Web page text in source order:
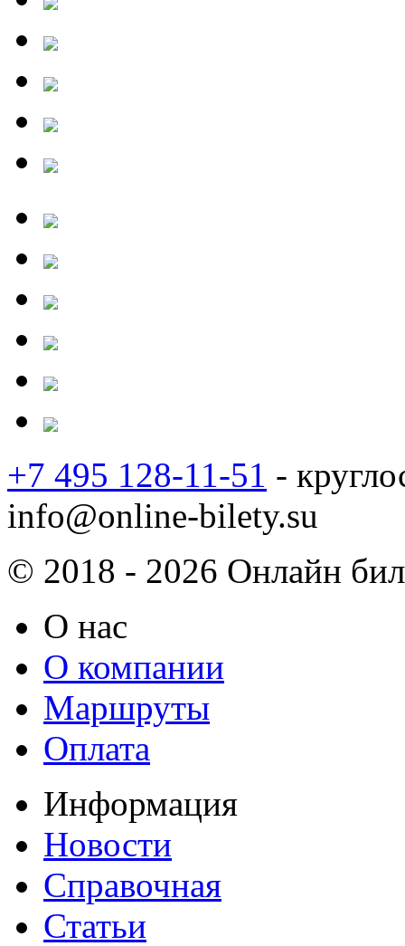
+7 495 128-11-51 -
info@online-bilety.su
© 2018 - 2026 Онлайн
О нас
О компании
Маршруты
Оплата
Информация
Новости
Справочная
Статьи